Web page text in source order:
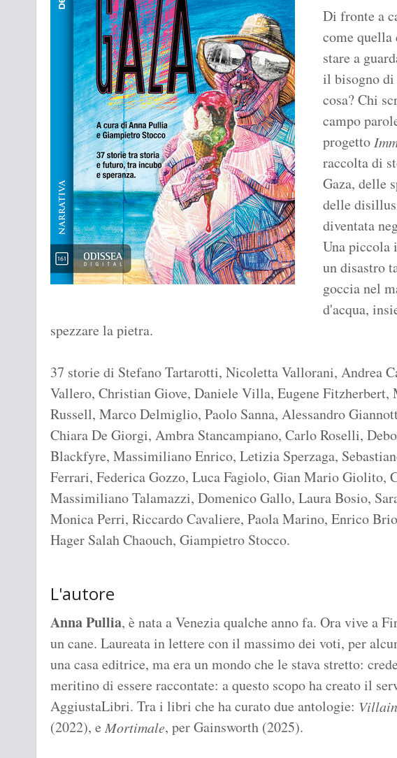
Di fronte a
come quella
stare a
il bisogno di
cosa? Chi
campo
progetto
raccolta di
Gaza, delle
delle
diventata
Una
un disastro
goccia nel
d'acqua,
spezzare la pietra.
37 storie di Stefano Tartarotti, Nicoletta Vallorani, Andrea
Vallero, Christian Giove, Daniele Villa, Eugene
Russell, Marco Delmiglio, Paolo Sanna, Alessandro
Chiara De Giorgi, Ambra Stancampiano, Carlo Roselli,
Blackfyre, Massimiliano Enrico, Letizia Sperzaga,
Ferrari, Federica Gozzo, Luca Fagiolo, Gian Mario Giolito,
Massimiliano Talamazzi, Domenico Gallo, Laura Bosio,
Monica Perri, Riccardo Cavaliere, Paola Marino, Enrico
Hager Salah Chaouch, Giampietro Stocco.
L'autore
Anna Pullia, è nata a Venezia qualche anno fa. Ora vive a
un cane. Laureata in lettere con il massimo dei voti, per
una casa editrice, ma era un mondo che le stava stretto:
meritino di essere raccontate: a questo scopo ha creato il
AggiustaLibri. Tra i libri che ha curato due antologie:
(2022), e Mortimale, per Gainsworth (2025).